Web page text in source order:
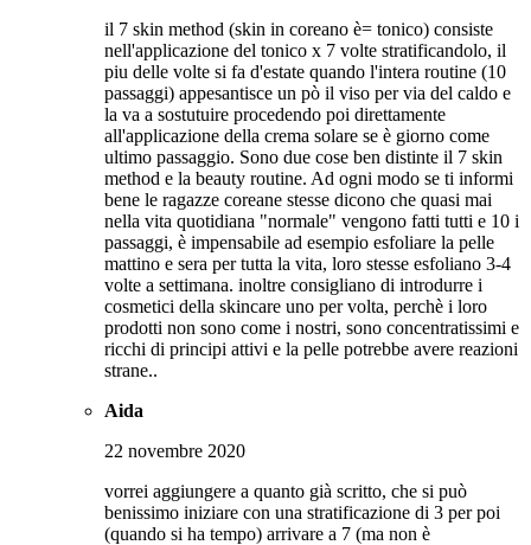
il 7 skin method (skin in coreano è= tonico) consiste
nell'applicazione del tonico x 7 volte stratificandolo, il
piu delle volte si fa d'estate quando l'intera routine (10
passaggi) appesantisce un pò il viso per via del caldo e
la va a sostutuire procedendo poi direttamente
all'applicazione della crema solare se è giorno come
ultimo passaggio. Sono due cose ben distinte il 7 skin
method e la beauty routine. Ad ogni modo se ti informi
bene le ragazze coreane stesse dicono che quasi mai
nella vita quotidiana "normale" vengono fatti tutti e 10 i
passaggi, è impensabile ad esempio esfoliare la pelle
mattino e sera per tutta la vita, loro stesse esfoliano 3-4
volte a settimana. inoltre consigliano di introdurre i
cosmetici della skincare uno per volta, perchè i loro
prodotti non sono come i nostri, sono concentratissimi e
ricchi di principi attivi e la pelle potrebbe avere reazioni
strane..
Aida
22 novembre 2020
vorrei aggiungere a quanto già scritto, che si può
benissimo iniziare con una stratificazione di 3 per poi
(quando si ha tempo) arrivare a 7 (ma non è